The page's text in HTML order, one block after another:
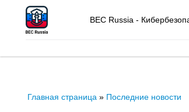
BEC Russia -
Главная страница » Последние новости